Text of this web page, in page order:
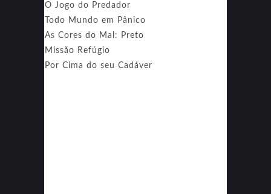
O Jogo do Predador
Todo Mundo em Pânico
As Cores do Mal: Preto
Missão Refúgio
Por Cima do seu Cadáver